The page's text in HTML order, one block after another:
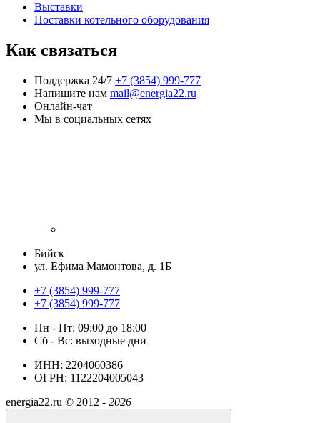
Выставки
Поставки котельного оборудования
Как связаться
Поддержка 24/7 +7 (3854) 999-777
Напишите нам mail@energia22.ru
Онлайн-чат
Мы в социальных сетях
Бийск
ул. Ефима Мамонтова, д. 1Б
+7 (3854) 999-777
+7 (3854) 999-777
Пн - Пт: 09:00 до 18:00
Сб - Вс: выходные дни
ИНН: 2204060386
ОГРН: 1122204005043
energia22.ru © 2012 - 2026